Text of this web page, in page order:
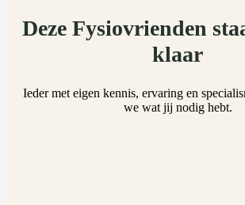
Deze Fysiovrienden
klaar
Ieder met eigen kennis, ervaring en
we wat jij nodig hebt.